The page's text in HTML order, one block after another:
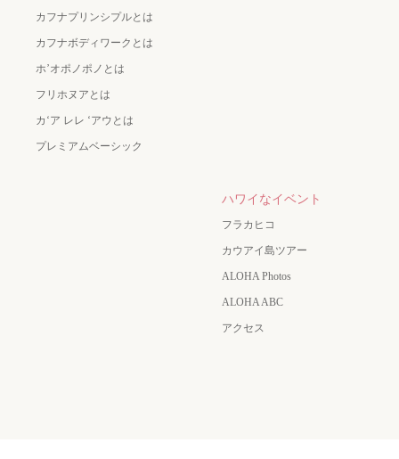
カフナプリンシプルとは
カフナボディワークとは
ホ’オポノポノとは
フリホヌアとは
カʻア レレ ʻアウとは
プレミアムベーシック
ハワイなイベント
フラカヒコ
カウアイ島ツアー
ALOHA Photos
ALOHA ABC
アクセス